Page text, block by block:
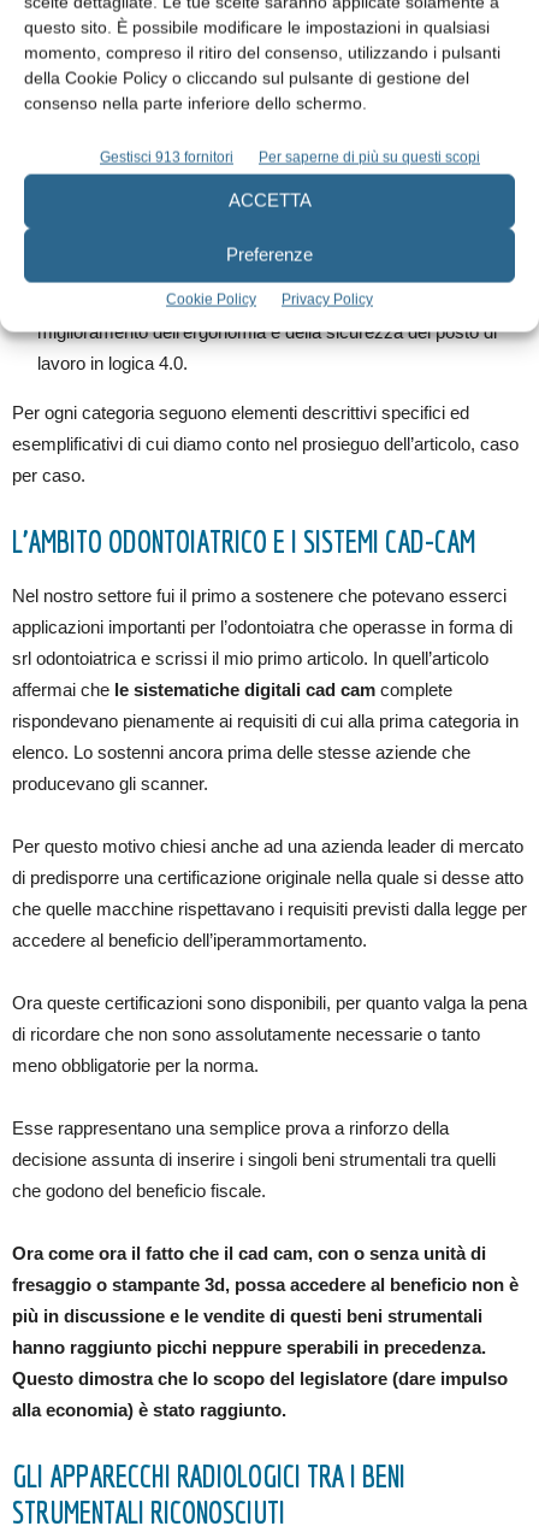
questo sito. È possibile modificare le impostazioni in qualsiasi
momento, compreso il ritiro del consenso, utilizzando i pulsanti
della Cookie Policy o cliccando sul pulsante di gestione del
consenso nella parte inferiore dello schermo.
Gestisci 913 fornitori Per saperne di più su questi scopi
ACCETTA
Preferenze
Cookie Policy Privacy Policy
Beni strumentali il cui funzionamento è controllato da sistemi
computerizzati o gestito tramite opportuni sensori e
azionamenti.
Dispositivi, strumentazione e componentistica intelligente per
controllo automatico dei processi utilizzati anche
nell’ammodernamento o nel revamping dei sistemi di
Dispositivi per l’interazione uomo macchina e per il
miglioramento dell’ergonomia e della sicurezza del posto di
lavoro in logica 4.0.
Per ogni categoria seguono elementi descrittivi specifici ed
esemplificativi di cui diamo conto nel prosieguo dell’articolo, caso
per caso.
L’AMBITO ODONTOIATRICO E I SISTEMI CAD-CAM
Nel nostro settore fui il primo a sostenere che potevano esserci
applicazioni importanti per l’odontoiatra che operasse in forma di
srl odontoiatrica e scrissi il mio primo articolo. In quell’articolo
affermai che le sistematiche digitali cad cam complete
rispondevano pienamente ai requisiti di cui alla prima categoria in
elenco. Lo sostenni ancora prima delle stesse aziende che
producevano gli scanner.
Per questo motivo chiesi anche ad una azienda leader di mercato
di predisporre una certificazione originale nella quale si desse atto
che quelle macchine rispettavano i requisiti previsti dalla legge per
accedere al beneficio dell’iperammortamento.
Ora queste certificazioni sono disponibili, per quanto valga la pena
di ricordare che non sono assolutamente necessarie o tanto
meno obbligatorie per la norma.
Esse rappresentano una semplice prova a rinforzo della
decisione assunta di inserire i singoli beni strumentali tra quelli
che godono del beneficio fiscale.
Ora come ora il fatto che il cad cam, con o senza unità di
fresaggio o stampante 3d, possa accedere al beneficio non è
più in discussione e le vendite di questi beni strumentali
hanno raggiunto picchi neppure sperabili in precedenza.
Questo dimostra che lo scopo del legislatore (dare impulso
alla economia) è stato raggiunto.
GLI APPARECCHI RADIOLOGICI TRA I BENI
STRUMENTALI RICONOSCIUTI